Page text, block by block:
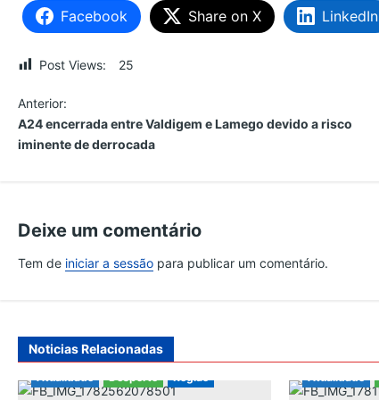
Facebook Share on X LinkedIn
Post Views: 25
N
a
e
g
ç
ã
Anterior:
A24 encerrada entre Valdigem e Lamego devido a risco
iminente de derrocada
Deixe um comentário
Tem de iniciar a sessão para publicar um comentário.
Noticias Relacionadas